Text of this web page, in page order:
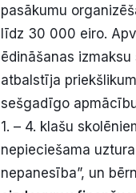
pasākumu
līdz 30 000 eiro.
ēdināšanas
atbalstīja
sešgadīgo
1. – 4. klašu
nepieciešama
nepanesība”, un